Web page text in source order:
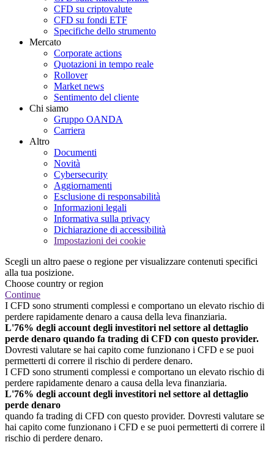
CFD su criptovalute
CFD su fondi ETF
Specifiche dello strumento
Mercato
Corporate actions
Quotazioni in tempo reale
Rollover
Market news
Sentimento del cliente
Chi siamo
Gruppo OANDA
Carriera
Altro
Documenti
Novità
Cybersecurity
Aggiornamenti
Esclusione di responsabilità
Informazioni legali
Informativa sulla privacy
Dichiarazione di accessibilità
Impostazioni dei cookie
Scegli un altro paese o regione per visualizzare contenuti specifici
alla tua posizione.
Choose country or region
Continue
I CFD sono strumenti complessi e comportano un elevato rischio di
perdere rapidamente denaro a causa della leva finanziaria.
L'76% degli account degli investitori nel settore al dettaglio
perde denaro quando fa trading di CFD con questo provider.
Dovresti valutare se hai capito come funzionano i CFD e se puoi
permetterti di correre il rischio di perdere denaro.
I CFD sono strumenti complessi e comportano un elevato rischio di
perdere rapidamente denaro a causa della leva finanziaria.
L'76% degli account degli investitori nel settore al dettaglio
perde denaro
quando fa trading di CFD con questo provider. Dovresti valutare se
hai capito come funzionano i CFD e se puoi permetterti di correre il
rischio di perdere denaro.